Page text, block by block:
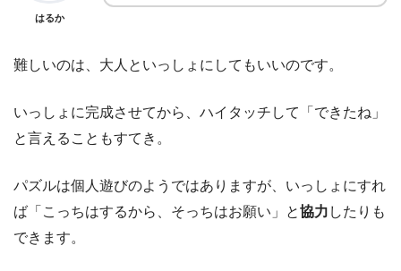
はるか
難しいのは、大人といっしょにしてもいいのです。
いっしょに完成させてから、ハイタッチして「できたね」
と言えることもすてき。
パズルは個人遊びのようではありますが、いっしょにすれ
ば「こっちはするから、そっちはお願い」と協力 したりも
できます。